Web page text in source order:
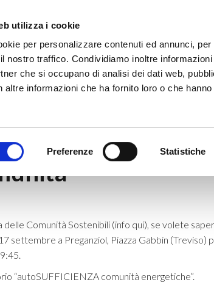
utilizza i cookie
per personalizzare contenuti ed annunci,
nostro traffico. Condividiamo inoltre
che si occupano di analisi dei dati web,
altre informazioni che ha fornito loro o che
Preferenze Statistiche
Comunità Sostenibili (info qui), se volete
settembre a Preganziol, Piazza Gabbin (Treviso)
“autoSUFFICIENZA comunità energetiche”.